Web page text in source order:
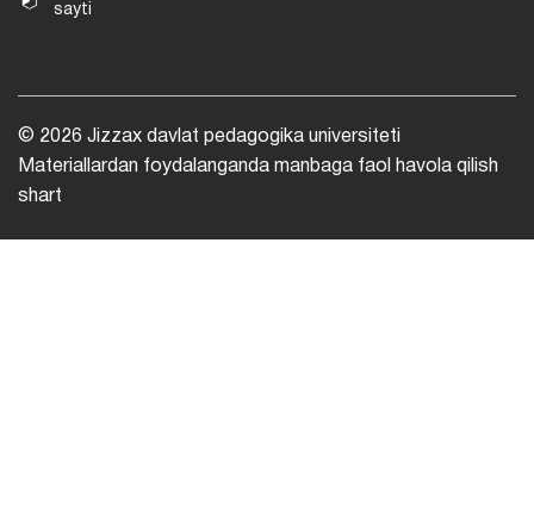
sayti
© 2026 Jizzax davlat pedagogika universiteti
Materiallardan foydalanganda manbaga faol havola qilish
shart